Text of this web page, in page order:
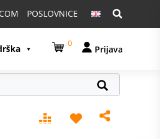
Pretraga:
POSLOVNICE
0
Prijava